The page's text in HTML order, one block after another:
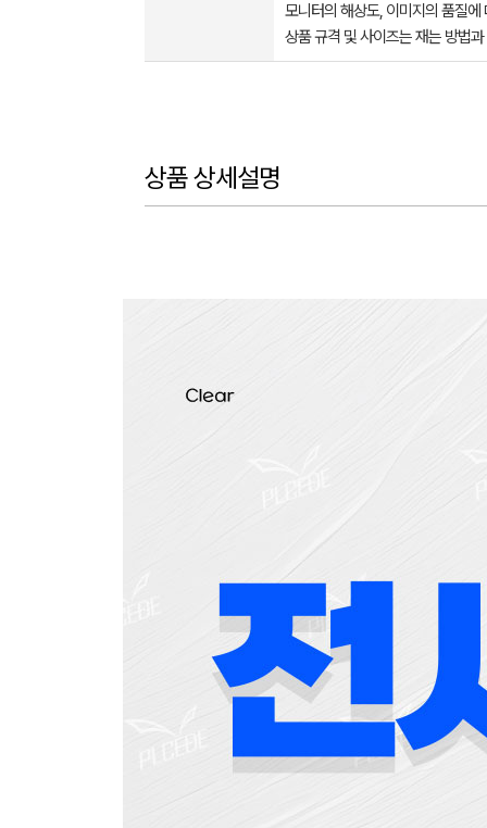
모니터의 해상도, 이미지의 품질
상품 규격 및 사이즈는 재는 방법
상품 상세설명